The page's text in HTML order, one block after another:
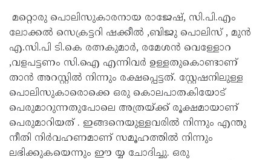
മറ്റൊരു പൊലിസുകാരനായ രാജേഷ്, സി.പി.എം
ലോക്കൽ സെക്രട്ടറി ഷക്കീൽ ,ബിജു പൊലിസ് , മുൻ
എ.സി.പി ടി.കെ രത്നകുമാർ, രമേശൻ വെള്ളോറ
,വളപട്ടണം സി.ഐ എന്നിവർ ഉള്ളതുകൊണ്ടാണ്
താൻ അറസ്റ്റിൽ നിന്നും രക്ഷപ്പെട്ടത്. സ്റ്റേഷനിലുള്ള
പൊലിസുകാരൊക്കെ ഒരു കൊലപാതകിയോട്
പെരുമാറുന്നതുപോലെ അത്രയ്ക്ക് രൂക്ഷമായാണ്
പെരുമാറിയത് . ഇങ്ങനെയുള്ളവരിൽ നിന്നും എന്തു
നീതി നിർവഹണമാണ് സമൂഹത്തിൽ നിന്നും
ലഭിക്കുകയെന്നും ഈ യ്യ ചോദിച്ചു. ഒരു